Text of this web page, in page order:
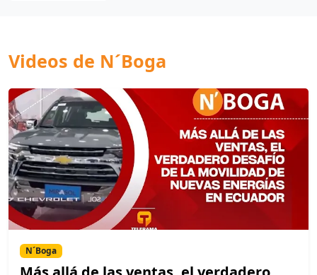
Videos de N´Boga
N´Boga